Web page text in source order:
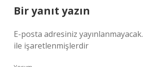
Bir yanıt yazın
E-posta adresiniz yayınlanmayacak.
ile işaretlenmişlerdir